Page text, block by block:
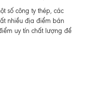
số công ty thép, các
nhiều địa điểm bán
uy tín chất lượng để